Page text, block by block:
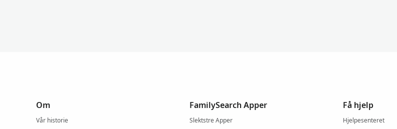
Om
Vår historie
FamilySearch Apper
Slektstre Apper
Få hjelp
Hjelpesenteret